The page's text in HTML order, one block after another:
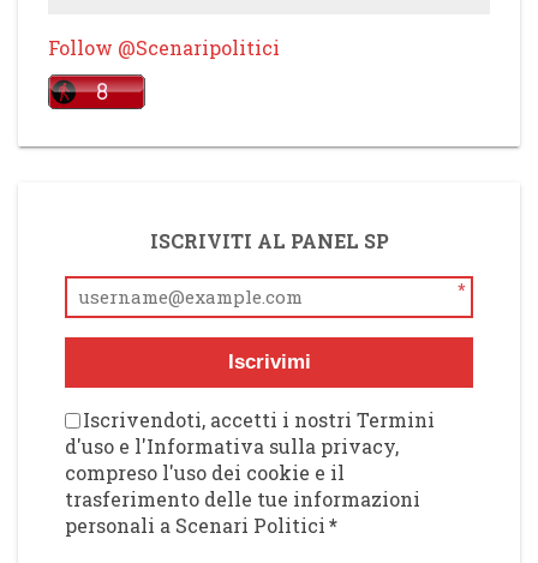
Follow @Scenaripolitici
ISCRIVITI AL PANEL SP
*
Iscrivimi
Iscrivendoti, accetti i nostri Termini
d'uso e l'Informativa sulla privacy,
compreso l'uso dei cookie e il
trasferimento delle tue informazioni
personali a Scenari Politici*